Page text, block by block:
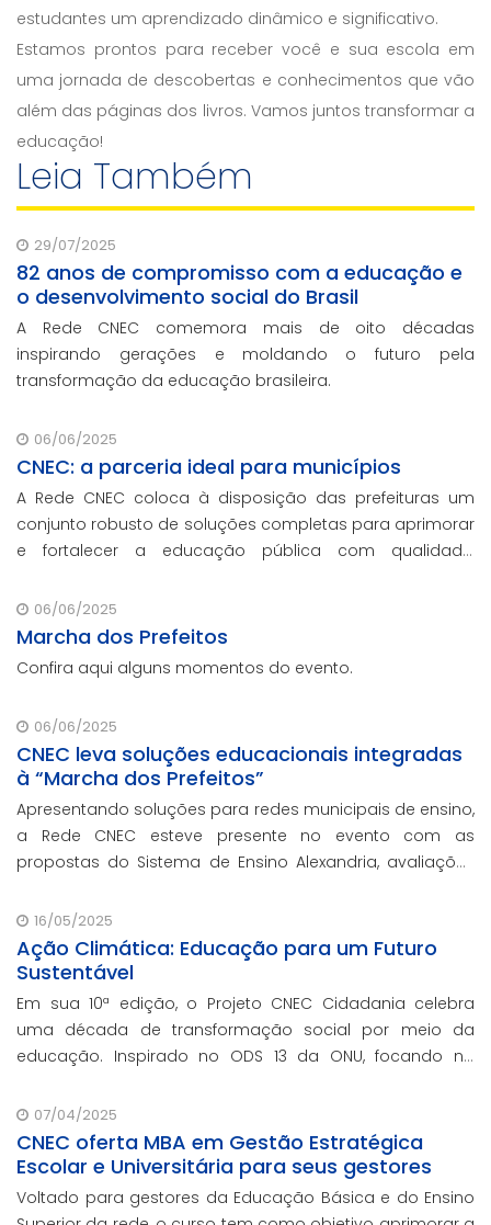
estudantes um aprendizado dinâmico e significativo.
Estamos prontos para receber você e sua escola em
uma jornada de descobertas e conhecimentos que vão
além das páginas dos livros. Vamos juntos transformar a
educação!
Leia Também
29/07/2025
82 anos de compromisso com a educação e
o desenvolvimento social do Brasil
A Rede CNEC comemora mais de oito décadas
inspirando gerações e moldando o futuro pela
transformação da educação brasileira.
06/06/2025
CNEC: a parceria ideal para municípios
A Rede CNEC coloca à disposição das prefeituras um
conjunto robusto de soluções completas para aprimorar
e fortalecer a educação pública com qualidade,
que não participaram da Marcha dos Prefeitos
06/06/2025
Marcha dos Prefeitos
Confira aqui alguns momentos do evento.
06/06/2025
CNEC leva soluções educacionais integradas
à “Marcha dos Prefeitos”
Apresentando soluções para redes municipais de ensino,
a Rede CNEC esteve presente no evento com as
propostas do Sistema de Ensino Alexandria, avaliações
escolar e parcerias com prefeituras durante e
16/05/2025
Ação Climática: Educação para um Futuro
Sustentável
Em sua 10ª edição, o Projeto CNEC Cidadania celebra
uma década de transformação social por meio da
educação. Inspirado no ODS 13 da ONU, focando no
promoção da sustentabilidade.
07/04/2025
CNEC oferta MBA em Gestão Estratégica
Escolar e Universitária para seus gestores
Voltado para gestores da Educação Básica e do Ensino